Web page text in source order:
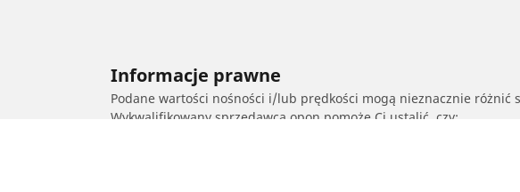
Informacje prawne
Podane wartości nośności i/lub prędkości mogą nieznacznie
Wykwalifikowany sprzedawca opon pomoże Ci ustalić, czy: